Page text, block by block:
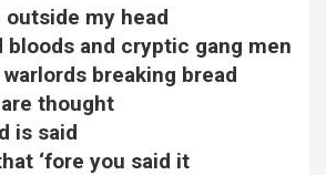
outside my head
bloods and cryptic gang men
breaking bread
thought
is said
‘fore you said it